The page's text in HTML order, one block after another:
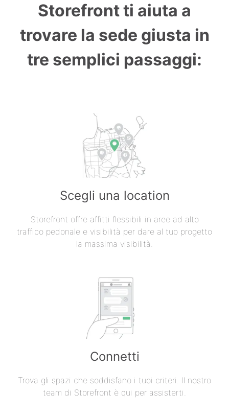
Storefront ti aiuta a
trovare la sede giusta in
tre semplici passaggi:
Scegli una location
Storefront offre affitti flessibili in aree ad alto
traffico pedonale e visibilità per dare al tuo progetto
la massima visibilità.
Connetti
Trova gli spazi che soddisfano i tuoi criteri. Il nostro
team di Storefront è qui per assisterti.